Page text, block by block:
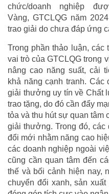
chức/doanh nghiệp
Vàng, GTCLQG năm
trao giải do chưa đáp ứng
Trong phần thảo luận, các
vai trò của GTCLQG trong
nâng cao năng suất, cải
khả năng cạnh tranh. Các
giải thưởng uy tín về Chất
trao tặng, do đó cần đẩy
tỏa và thu hút sự quan tâm
giải thưởng. Trong đó,
đổi mới nhằm năng cao
các doanh nghiệp ngoài
cũng cần quan tâm đến
thế và bối cảnh hiện nay,
chuyển đổi xanh, sản